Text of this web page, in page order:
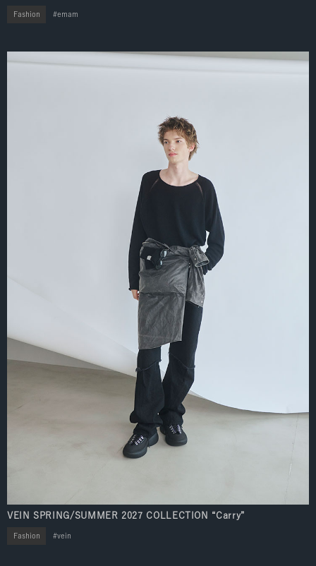
Fashion emam
VEIN SPRING/SUMMER 2027 COLLECTION “Carry”
Fashion vein